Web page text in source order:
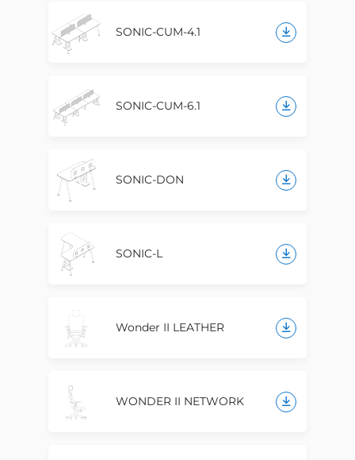
SONIC-CUM-4.1
SONIC-CUM-6.1
SONIC-DON
SONIC-L
Wonder II LEATHER
WONDER II NETWORK